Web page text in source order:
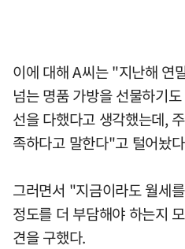
이에 대해 A씨는 "지난해 연
넘는 명품 가방을 선물하기
선을 다했다고 생각했는데,
족하다고 말한다"고 털어놨
그러면서 "지금이라도 월세
정도를 더 부담해야 하는지
견을 구했다.